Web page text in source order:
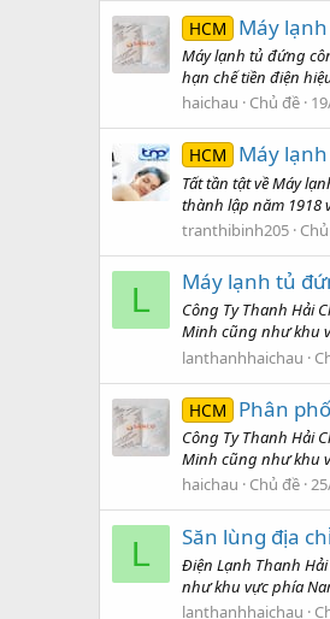
HCM Máy
Máy lạnh tủ đứng
hạn chế tiền điện
haichau
Chủ đề
HCM Máy
Tất tần tật về Máy
thành lập năm 1918
tranthibinh205
L Máy lạnh tủ
Công Ty Thanh Hải
Minh cũng như khu
lanthanhhaichau
HCM Phân
Công Ty Thanh Hải
Minh cũng như khu
haichau
Chủ đề
L Săn lùng địa
Điện Lạnh Thanh
như khu vực phía
lanthanhhaichau